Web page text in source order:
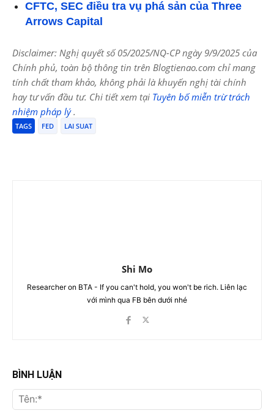
CFTC, SEC điều tra vụ phá sản của Three
Arrows Capital
Disclaimer: Nghị quyết số 05/2025/NQ-CP ngày 9/9/2025 của
Chính phủ, toàn bộ thông tin trên Blogtienao.com chỉ mang
tính chất tham khảo, không phải là khuyến nghị tài chính
hay tư vấn đầu tư. Chi tiết xem tại Tuyên bố miễn trừ trách
nhiệm pháp lý.
TAGS FED LAI SUAT
Shi Mo
Researcher on BTA - If you can't hold, you won't be rich. Liên lạc
với mình qua FB bên dưới nhé
BÌNH LUẬN